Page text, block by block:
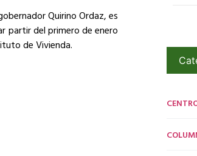
Quirino Ordaz, es
partir del primero de enero
de Vivienda.